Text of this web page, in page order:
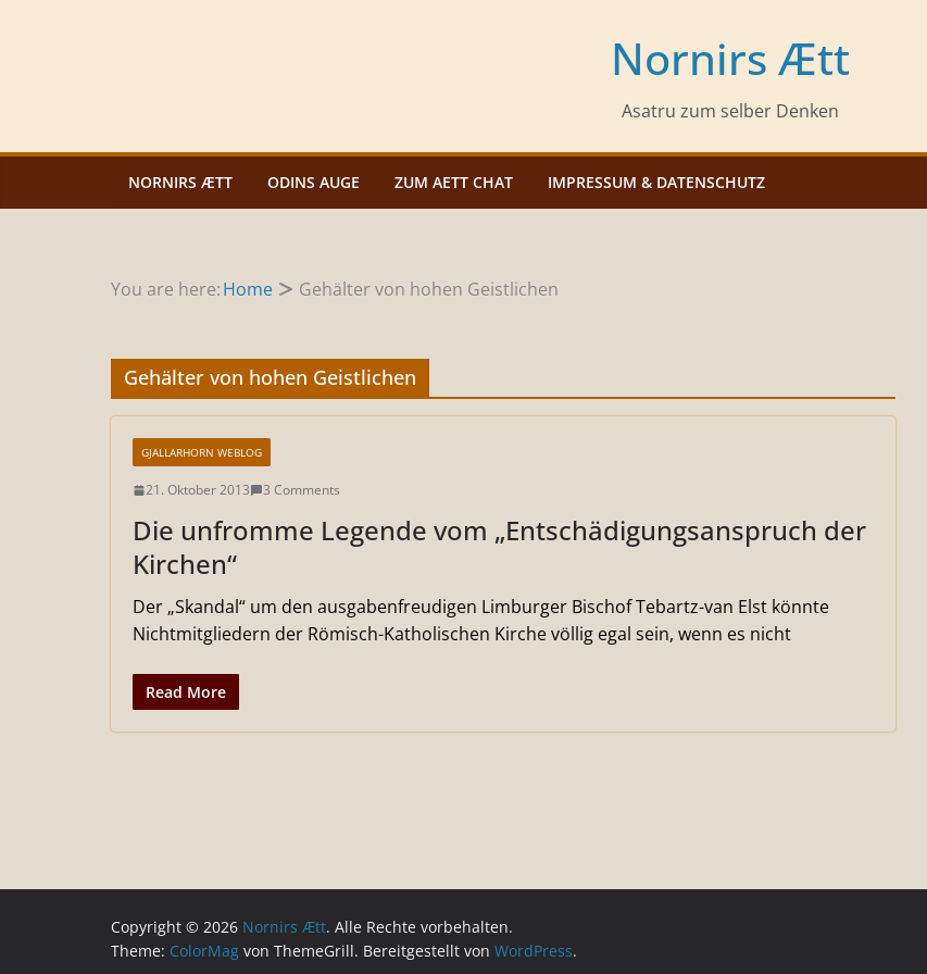
Nornirs Ætt
Asatru zum selber Denken
NORNIRS ÆTT ODINS AUGE ZUM AETT CHAT IMPRESSUM & DATENSCHUTZ
You are here:Home Gehälter von hohen Geistlichen
Gehälter von hohen Geistlichen
GJALLARHORN WEBLOG
21. Oktober 2013 3 Comments
Die unfromme Legende vom „Entschädigungsanspruch der
Kirchen“
Der „Skandal“ um den ausgabenfreudigen Limburger Bischof Tebartz-van Elst könnte
Nichtmitgliedern der Römisch-Katholischen Kirche völlig egal sein, wenn es nicht
Read More
Copyright © 2026 Nornirs Ætt. Alle Rechte vorbehalten.
Theme: ColorMag von ThemeGrill. Bereitgestellt von WordPress.